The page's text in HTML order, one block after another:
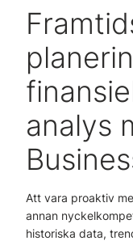
analys
Att vara proaktiv
annan
historiska data,